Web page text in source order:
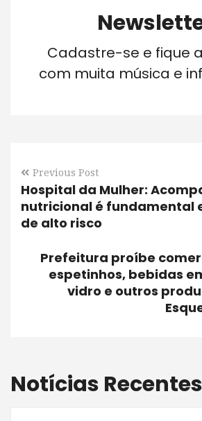
Cadastre-se e fique
com muita música e
Previous Post
Hospital da Mulher:
nutricional é fundamental
de alto risco
Prefeitura proíbe
espetinhos, bebidas
vidro e outros
Notícias Recentes